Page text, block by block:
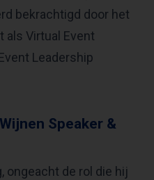
bekrachtigd door het
als Virtual Event
Leadership
Speaker &
ongeacht de rol die hij